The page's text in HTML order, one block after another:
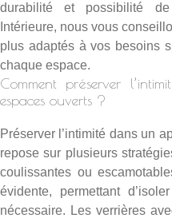
durabilité et possibilité
Intérieure, nous vous
plus adaptés à vos besoins
chaque espace.
Comment préserver
espaces ouverts ?
Préserver l’intimité dans un
repose sur plusieurs
coulissantes ou
évidente, permettant
nécessaire. Les verrières